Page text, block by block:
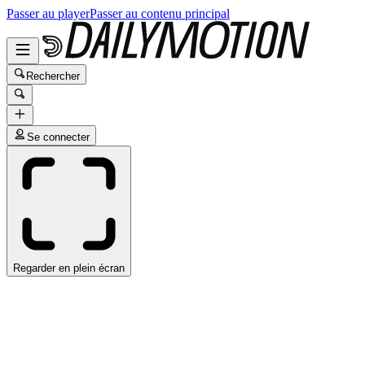
Passer au playerPasser au contenu principal
Rechercher
Se connecter
Regarder en plein écran